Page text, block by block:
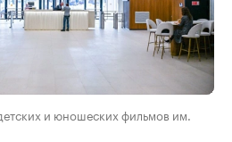
и юношеских фильмов им.